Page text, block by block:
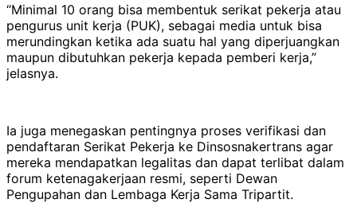
“Minimal 10 orang bisa membentuk serikat pekerja atau
pengurus unit kerja (PUK), sebagai media untuk bisa
merundingkan ketika ada suatu hal yang diperjuangkan
maupun dibutuhkan pekerja kepada pemberi kerja,”
jelasnya.
Ia juga menegaskan pentingnya proses verifikasi dan
pendaftaran Serikat Pekerja ke Dinsosnakertrans agar
mereka mendapatkan legalitas dan dapat terlibat dalam
forum ketenagakerjaan resmi, seperti Dewan
Pengupahan dan Lembaga Kerja Sama Tripartit.